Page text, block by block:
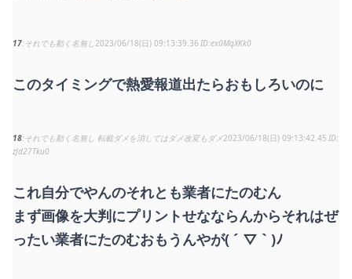
17 それでも動く名無し2023/06/18(日) 09:13:39.36 ex0MqXKk0
このタイミングで熱愛報道出たらおもしろいのに
18 それでも動く名無し 転載ダメを消してはダメ改変もダメ2023/06/18(日) 09:13:42.45
zJd27Tku0
これ自分でやんのそれとも業者にたのむん
まず画像を大判にプリントせなならんからそれはぜ
ったい業者にたのむおもうんやが( ´ ▽ ` )ﾉ